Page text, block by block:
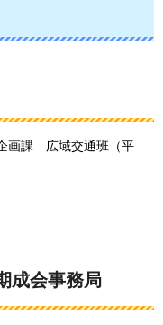
画課 広域交通班（平
成会事務局